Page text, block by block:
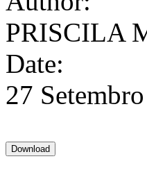
PRISCILA
Date:
27